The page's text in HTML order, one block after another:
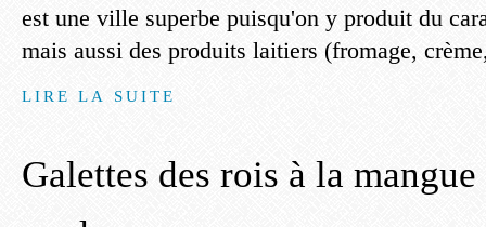
est une ville superbe puisqu'on y produit du
mais aussi des produits laitiers (fromage,
LIRE LA SUITE
Galettes des rois à la mangue